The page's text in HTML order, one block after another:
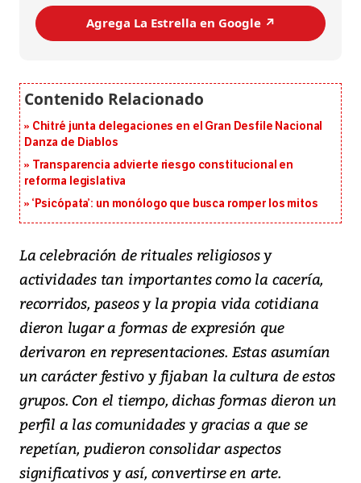
Agrega La Estrella en Google ↗️
Chitré junta delegaciones en el Gran Desfile Nacional
Danza de Diablos
Transparencia advierte riesgo constitucional en
reforma legislativa
‘Psicópata’: un monólogo que busca romper los mitos
La celebración de rituales religiosos y
actividades tan importantes como la cacería,
recorridos, paseos y la propia vida cotidiana
dieron lugar a formas de expresión que
derivaron en representaciones. Estas asumían
un carácter festivo y fijaban la cultura de estos
grupos. Con el tiempo, dichas formas dieron un
perfil a las comunidades y gracias a que se
repetían, pudieron consolidar aspectos
significativos y así, convertirse en arte.